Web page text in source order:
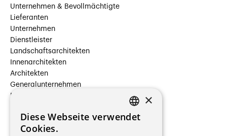
Unternehmen & Bevollmächtigte
Lieferanten
Unternehmen
Dienstleister
Landschaftsarchitekten
Innenarchitekten
Architekten
Generalunternehmen
Beauftragte Unternehmen
Hersteller/Lieferanten
Bauherrschaften
FRENCH
×
Diese Webseite verwendet
Cookies.